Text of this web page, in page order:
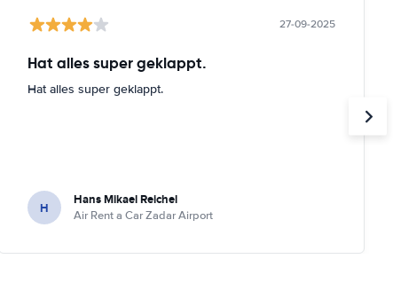
27-09-2025
Hat alles super geklappt.
Hat alles super geklappt.
H Hans Mikael Reichel
Air Rent a Car Zadar Airport